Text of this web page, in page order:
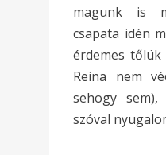
magunk is
csapata idén
érdemes
Reina nem
sehogy
szóval